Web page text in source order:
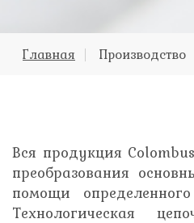
Главная Производство
Вся продукция
преобразования
помощи
Технологическая